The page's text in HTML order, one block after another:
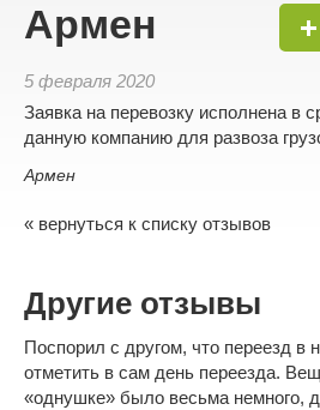
Армен
5 февраля 2020
Заявка на перевозку исполнена в
данную компанию для развоза
Армен
« вернуться к списку отзывов
Другие отзывы
Поспорил с другом, что переезд в
отметить в сам день переезда.
«однушке» было весьма немного,